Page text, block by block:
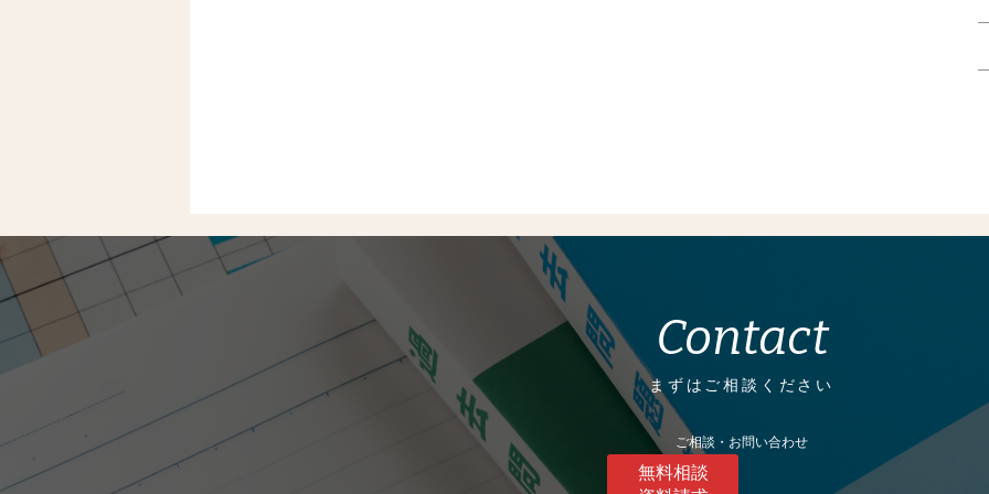
Contact
まずはご相談ください
ご相談・お問い合わせ
無料相談